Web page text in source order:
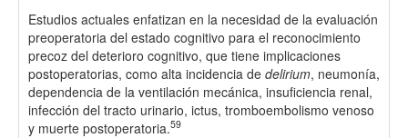
Estudios actuales enfatizan en la necesidad de la evaluación
preoperatoria del estado cognitivo para el reconocimiento
precoz del deterioro cognitivo, que tiene implicaciones
postoperatorias, como alta incidencia de delirium, neumonía,
dependencia de la ventilación mecánica, insuficiencia renal,
infección del tracto urinario, ictus, tromboembolismo venoso
y muerte postoperatoria.59